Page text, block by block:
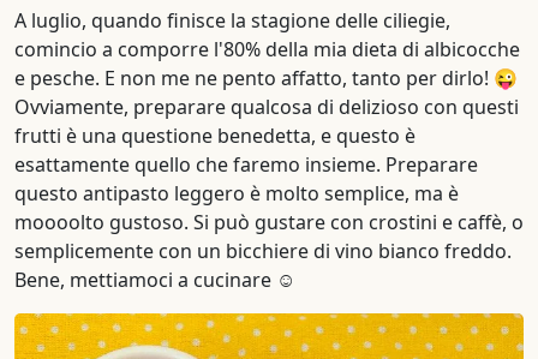
A luglio, quando finisce la stagione delle ciliegie,
comincio a comporre l'80% della mia dieta di albicocche
e pesche. E non me ne pento affatto, tanto per dirlo! 😜
Ovviamente, preparare qualcosa di delizioso con questi
frutti è una questione benedetta, e questo è
esattamente quello che faremo insieme. Preparare
questo antipasto leggero è molto semplice, ma è
moooolto gustoso. Si può gustare con crostini e caffè, o
semplicemente con un bicchiere di vino bianco freddo.
Bene, mettiamoci a cucinare ☺️